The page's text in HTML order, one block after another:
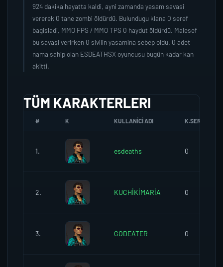
924 dakika hayatta kaldi, ayni zamanda yasam savasi
vererek 0 tane zombi öldürdü. Bulundugu klana 0 seref
bagisladi, MMO FPS / MMO TPS 0 haydut öldürdü. Malesef
bu savasi verirken 0 sivilin yasamina sebep oldu. 0 adet
nama sahip olan ESDEATHSX oyuncusu bugün kadar kan
akitti.
TÜM KARAKTERLERI
# K KULLANICI ADI K.SEREFI
1. esdeaths 0
2. KUCHİKİMARİA 0
3. GODEATER 0